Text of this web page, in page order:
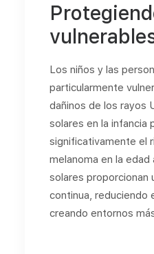
Los niños y las
particularmente
dañinos de los rayos
solares en la infancia
significativamente el
melanoma en la edad
solares proporcionan
continua, reduciendo
creando entornos